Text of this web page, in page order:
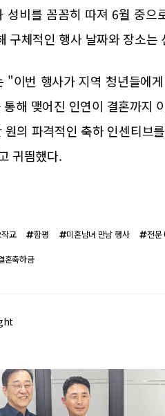
성비를 꼼꼼히 따져 6월 중
구체적인 행사 날짜와 장소
"이번 행사가 지역 청년들에
해 맺어진 인연이 결혼까지
의 파격적인 축하 인센티브
귀띔했다.
교 함평 미혼남녀 만남 행사 전문
혼축하금